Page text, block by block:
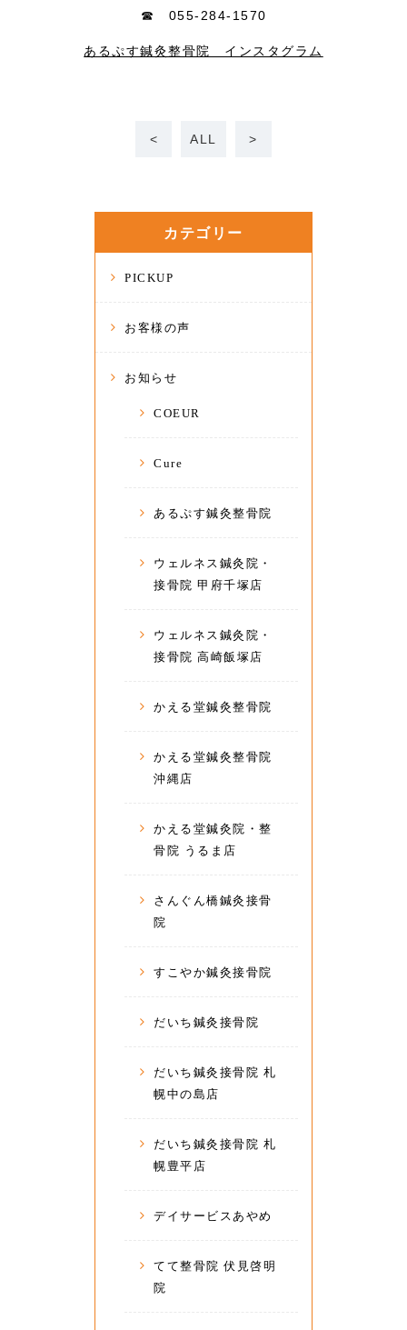
☎ 055-284-1570
あるぷす鍼灸整骨院 インスタグラム
< ALL >
カテゴリー
PICKUP
お客様の声
お知らせ
COEUR
Cure
あるぷす鍼灸整骨院
ウェルネス鍼灸院・
接骨院 甲府千塚店
ウェルネス鍼灸院・
接骨院 高崎飯塚店
かえる堂鍼灸整骨院
かえる堂鍼灸整骨院
沖縄店
かえる堂鍼灸院・整
骨院 うるま店
さんぐん橋鍼灸接骨
院
すこやか鍼灸接骨院
だいち鍼灸接骨院
だいち鍼灸接骨院 札
幌中の島店
だいち鍼灸接骨院 札
幌豊平店
デイサービスあやめ
てて整骨院 伏見啓明
院